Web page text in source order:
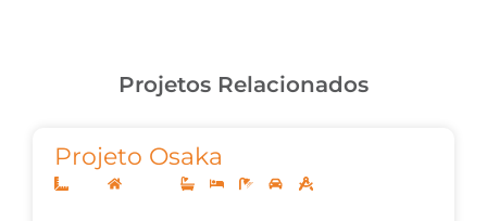
Projetos Relacionados
Projeto Osaka
12x25 5